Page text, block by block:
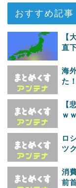
おすすめ記事
【
直
海
た
【
ｗｗ
ロ
ツ
消
前